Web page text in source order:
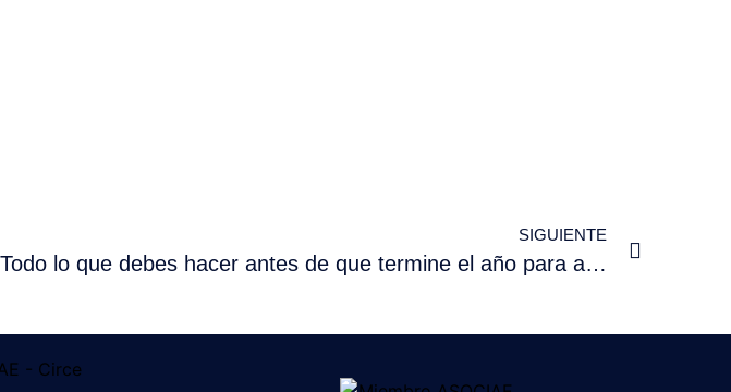
SIGUIENTE
Todo lo que debes hacer antes de que termine el año para ahorrar en la declaración de la Renta